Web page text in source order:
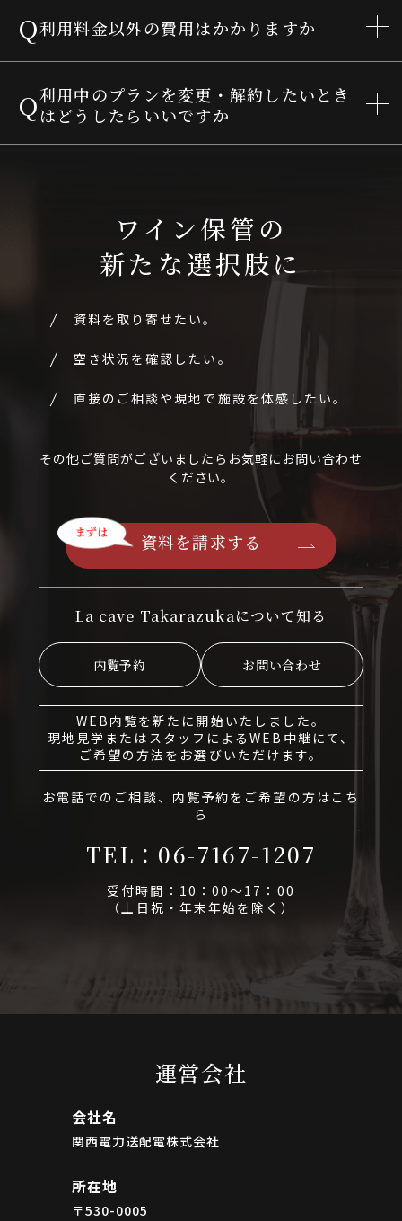
Q利用料金以外の費用はかかりますか
Q利用中のプランを変更・解約したいとき
はどうしたらいいですか
ワイン保管の
新たな選択肢に
資料を取り寄せたい。
空き状況を確認したい。
直接のご相談や現地で施設を体感したい。
その他ご質問がございましたらお気軽にお問い合わせ
ください。
資料を請求する
La cave Takarazukaについて知る
内覧予約 お問い合わせ
WEB内覧を新たに開始いたしました。
現地見学またはスタッフによるWEB中継にて、
ご希望の方法をお選びいただけます。
お電話でのご相談、内覧予約をご希望の方はこち
ら
TEL：06-7167-1207
受付時間：10：00～17：00
（土日祝・年末年始を除く）
運営会社
会社名
関西電力送配電株式会社
所在地
〒530-0005